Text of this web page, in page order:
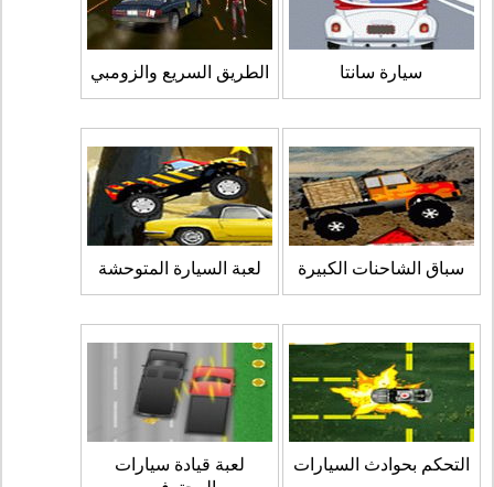
سيارة سانتا الطريق السريع والزومبي
سباق الشاحنات الكبيرة لعبة السيارة المتوحشة
التحكم بحوادث السيارات
لعبة قيادة سيارات